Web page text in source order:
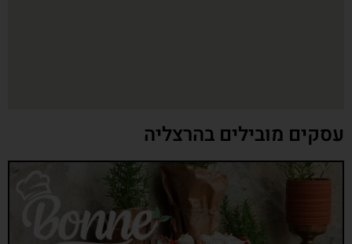
עסקים מובילים בהרצליה